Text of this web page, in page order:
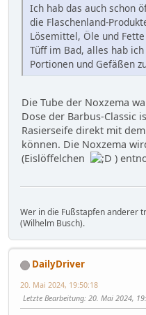
Ich hab das auch schon
die Flaschenland-
Lösemittel, Öle und
Tüff im Bad, alles hab
Portionen und Gefäßen
Die Tube der Noxzema
Dose der Barbus-Classic
Rasierseife direkt mit
können. Die Noxzema
(Eislöffelchen
)
Wer in die Fußstapfen anderer
(Wilhelm Busch).
DailyDriver
20. Mai 2024, 19:50:18
Letzte Bearbeitung: 20. Mai 2024,